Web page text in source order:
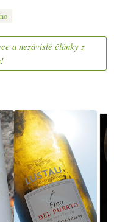
a nezávislé články z